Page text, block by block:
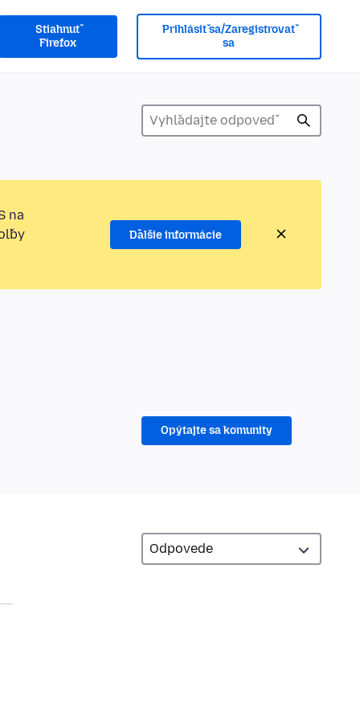
Stiahnuť
Firefox
Prihlásiť sa/Zaregistrovať
sa
na
Ďalšie informácie
Opýtajte sa komunity